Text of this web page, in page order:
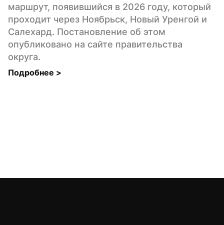
маршрут, появившийся в 2026 году, который
проходит через Ноябрьск, Новый Уренгой и
Салехард. Постановление об этом
опубликовано на сайте правительства
округа.
Подробнее >